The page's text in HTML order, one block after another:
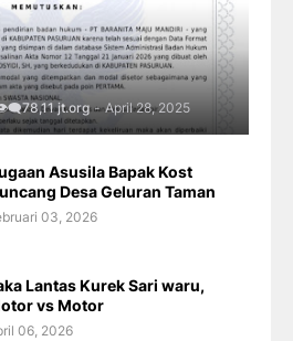
jt.org - April 28, 2025
Asusila Bapak Kost
Desa Geluran Taman
03, 2026
Lantas Kurek Sari waru,
vs Motor
06, 2026